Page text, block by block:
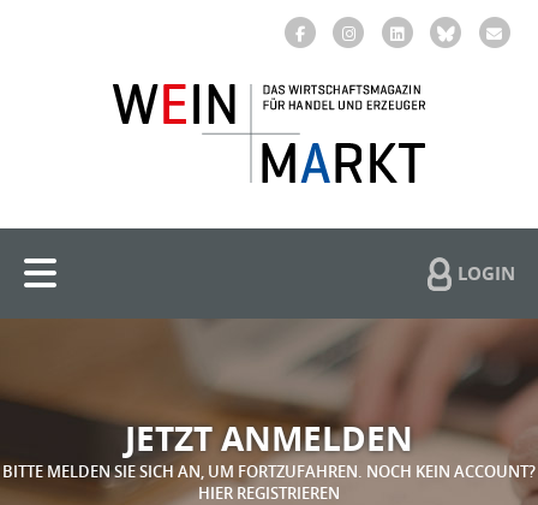
LOGIN
JETZT ANMELDEN
BITTE MELDEN SIE SICH AN, UM FORTZUFAHREN. NOCH KEIN ACCOUNT?
HIER REGISTRIEREN